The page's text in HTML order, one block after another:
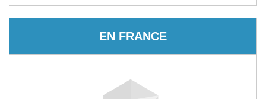
EN FRANCE